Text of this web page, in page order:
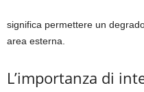
significa permettere un
area esterna.
L’importanza di